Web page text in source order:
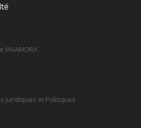
MAAMORA
Juridiques et Politiques